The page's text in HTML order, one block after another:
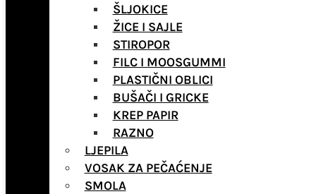
ŠLJOKICE
ŽICE I SAJLE
STIROPOR
FILC I MOOSGUMMI
PLASTIČNI OBLICI
BUŠAČI I GRICKE
KREP PAPIR
RAZNO
LJEPILA
VOSAK ZA PEČAĆENJE
SMOLA